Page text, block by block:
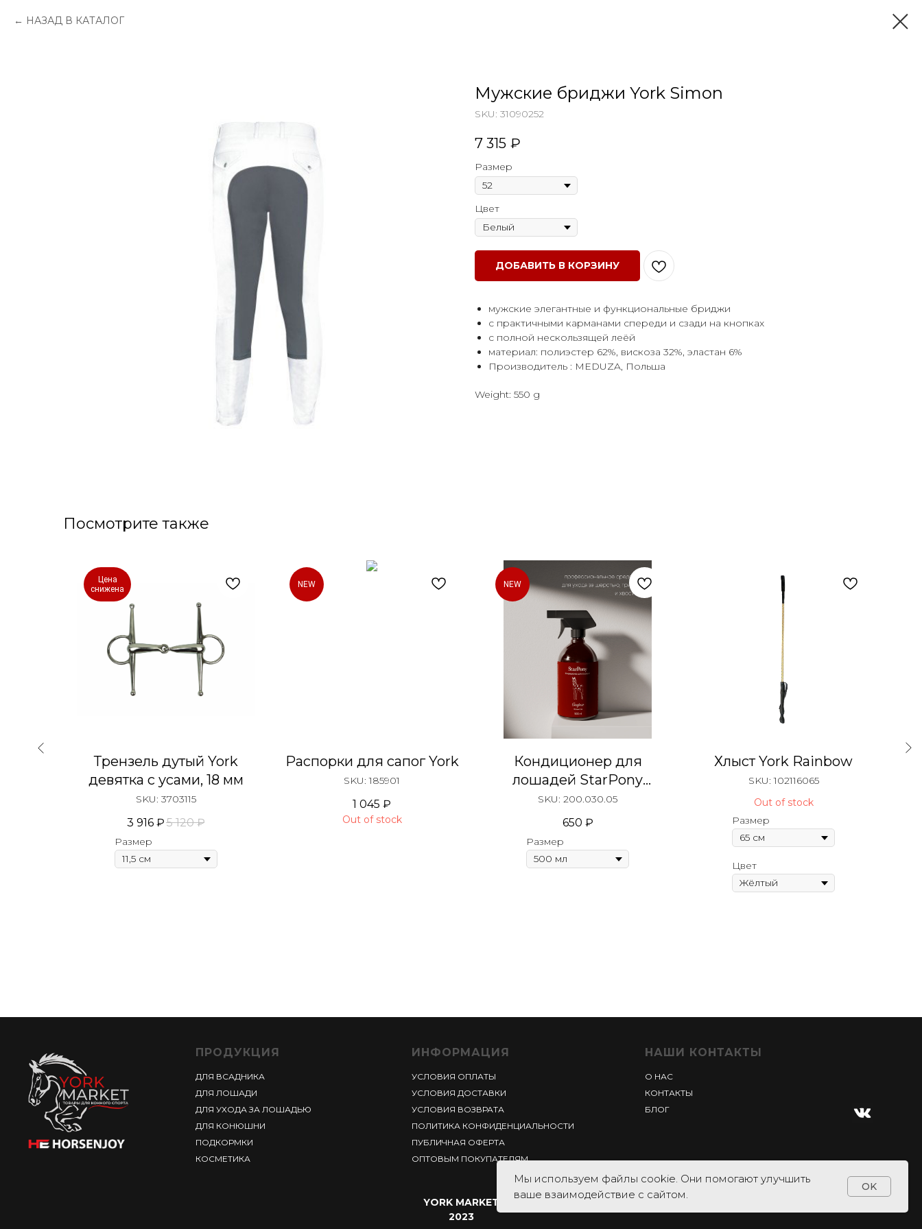
НАЗАД В КАТАЛОГ
Мужские бриджи York Simon
SKU: 31090252
7 315 ₽
Размер
Цвет
ДОБАВИТЬ В КОРЗИНУ
мужские элегантные и функциональные бриджи
с практичными карманами спереди и сзади на кнопках
с полной нескользящей леёй
материал: полиэстер 62%, вискоза 32%, эластан 6%
Производитель : MEDUZA, Польша
Weight: 550 g
Посмотрите также
Цена
снижена
Трензель дутый York
девятка с усами, 18 мм
SKU: 3703115
3 916 ₽ 5 120 ₽
Размер
NEW
Распорки для сапог York
SKU:185901
1 045 ₽
Out of stock
NEW
Кондиционер для
лошадей StarPony
"Спарки" с ароматом
Кока-колы
SKU: 200.030.05
650 ₽
Размер
Хлыст York Rainbow
SKU:102116065
Out of stock
Размер
Цвет
Мы используем файлы cookie. Они помогают улучшить
ваше взаимодействие с сайтом.
OK
ПРОДУКЦИЯ
ДЛЯ ВСАДНИКА
ДЛЯ ЛОШАДИ
ДЛЯ УХОДА ЗА ЛОШАДЬЮ
ДЛЯ КОНЮШНИ
ПОДКОРМКИ
КОСМЕТИКА
ИНФОРМАЦИЯ
УСЛОВИЯ ОПЛАТЫ
УСЛОВИЯ ДОСТАВКИ
УСЛОВИЯ ВОЗВРАТА
ПОЛИТИКА КОНФИДЕНЦИАЛЬНОСТИ
ПУБЛИЧНАЯ ОФЕРТА
ОПТОВЫМ ПОКУПАТЕЛЯМ
НАШИ КОНТАКТЫ
О НАС
КОНТАКТЫ
БЛОГ
YORK MARKET
2023